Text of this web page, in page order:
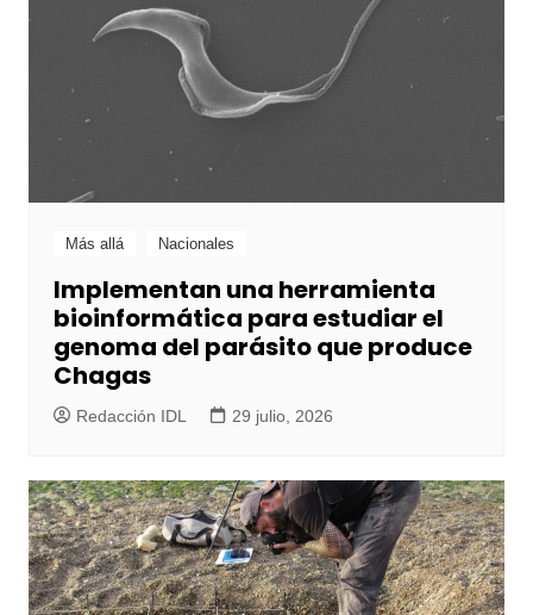
Más allá Nacionales
Implementan una herramienta
bioinformática para estudiar el
genoma del parásito que produce
Chagas
Redacción IDL 29 julio, 2026